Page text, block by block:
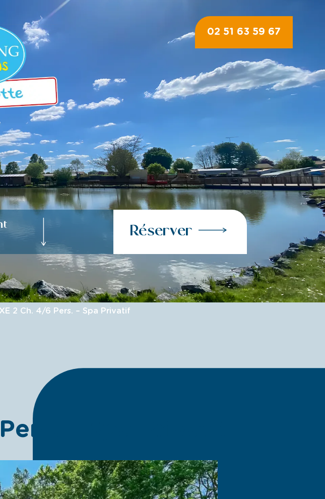
02 51 63 59 67
Réserver
2 Ch. 4/6 Pers. – Spa Privatif
– Spa Privatif